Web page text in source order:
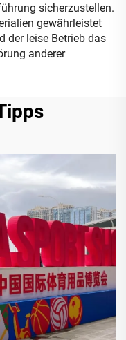
sicherzustellen.
gewährleistet
der leise Betrieb das
anderer